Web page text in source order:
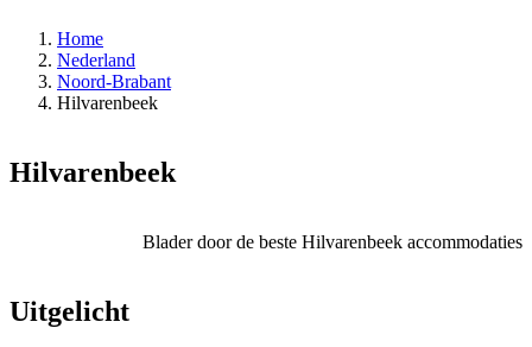
Home
Nederland
Noord-Brabant
Hilvarenbeek
Hilvarenbeek
Blader door de beste Hilvarenbeek accommodaties
Uitgelicht